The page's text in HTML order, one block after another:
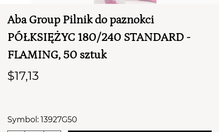
Suma koszyka (0)
PRZEJDŹ DO KOSZYKA
Aba Group Pilnik do paznokci
PÓŁKSIĘŻYC 180/240 STANDARD -
FLAMING, 50 sztuk
$17,13
Symbol: 13927G50